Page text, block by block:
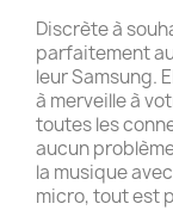
Discrète à
parfaitement
leur Samsung.
à merveille à
toutes les
aucun
la musique
micro, tout est